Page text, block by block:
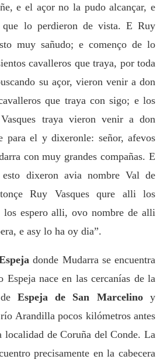
e el açor no la pudo alcançar, e
lo perdieron de vista. E Ruy
muy sañudo; e començo de lo
cavalleros que traya, por toda
su açor, vieron venir a don
que traya con sigo; e los
traya vieron venir a don
para el y dixeronle: señor, afevos
con muy grandes compañas. E
dixeron avia nombre Val de
Ruy Vasques qure alli los
los espero alli, ovo nombre de alli
e asy lo ha oy dia”.
donde Mudarra se encuentra
nace en las cercanías de la
Espeja de San Marcelinoy
Arandilla pocos kilómetros antes
localidad de Coruña del Conde. La
precisamente en la cabecera